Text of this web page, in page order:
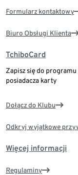
Formularz kontaktowy
Biuro Obsługi Klienta
TchiboCard
Zapisz się do
posiadacza karty
Dołącz do Klubu
Odkryj wyjątkowe
Więcej informacji
Regulaminy